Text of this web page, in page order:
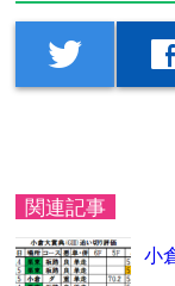
twitter
関連記事
小